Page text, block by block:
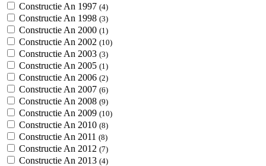
Constructie An 1997 (4)
Constructie An 1998 (3)
Constructie An 2000 (1)
Constructie An 2002 (10)
Constructie An 2003 (3)
Constructie An 2005 (1)
Constructie An 2006 (2)
Constructie An 2007 (6)
Constructie An 2008 (9)
Constructie An 2009 (10)
Constructie An 2010 (8)
Constructie An 2011 (8)
Constructie An 2012 (7)
Constructie An 2013 (4)